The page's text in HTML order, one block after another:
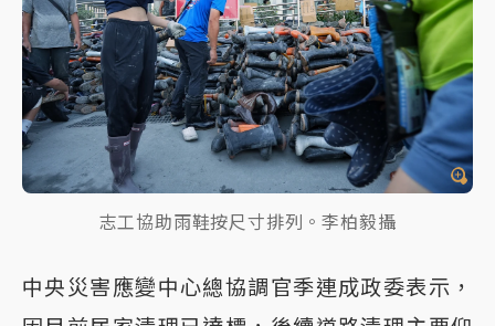
志工協助雨鞋按尺寸排列。李柏毅攝
中央災害應變中心總協調官季連成政委表示，